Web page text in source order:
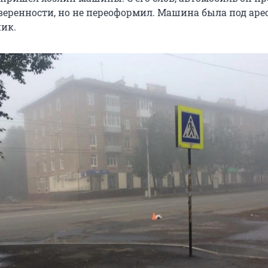
но не переоформил. Машина была под